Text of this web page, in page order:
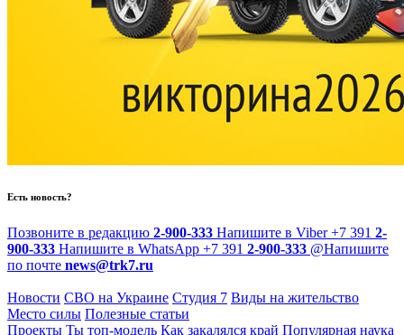
Есть новость?
Позвоните в редакцию 2-900-333 Напишите в Viber +7 391 2-
900-333 Напишите в WhatsApp +7 391 2-900-333 @Напишите
по почте news@trk7.ru
Новости СВО на Украине Студия 7 Виды на жительство
Место силы Полезные статьи
Проекты Ты топ-модель Как закалялся край Популярная наука